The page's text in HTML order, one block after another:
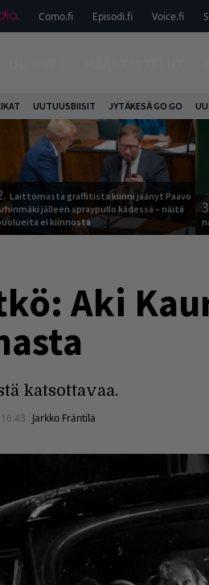
Como.fi Episodi.fi Voice.fi
UUTUUSBIISIT JYTÄKESÄ GO GO
Laittomasta graffitista kiinni jäänyt Paavo
jälleen spraypullo kädessä – näitä
ei kiinnosta
Aki
katsottavaa.
Jarkko Fräntilä